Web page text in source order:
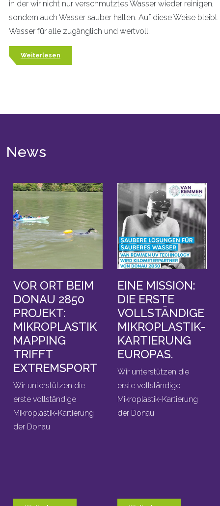
in der wir nicht nur verschmutztes Wasser wieder reinigen,
sondern auch Wasser sauber halten. Auf diese Weise bleibt
Wasser für alle zugänglich und wertvoll.
Weiterlesen
News
VOR ORT BEIM
DONAU 2850
PROJEKT:
MIKROPLASTIK
MAPPING
TRIFFT
EXTREMSPORT
Wir unterstützen die
erste vollständige
Mikroplastik-Kartierung
der Donau
EINE MISSION:
DIE ERSTE
VOLLSTÄNDIGE
MIKROPLASTIK-
KARTIERUNG
EUROPAS.
Wir unterstützen die
erste vollständige
Mikroplastik-Kartierung
der Donau